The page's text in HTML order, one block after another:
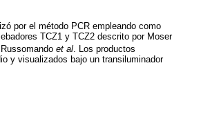
por el método PCR empleando como
TCZ1 y TCZ2 descrito por Moser
et al . Los productos
y visualizados bajo un transiluminador